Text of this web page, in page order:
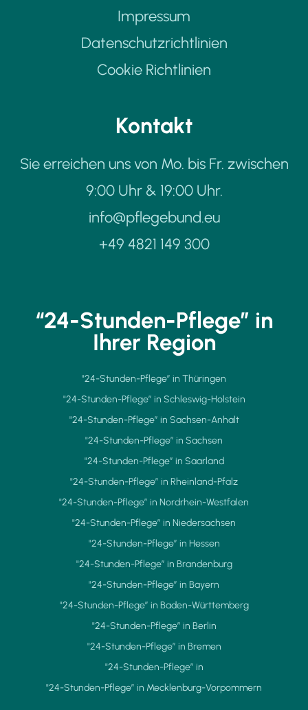
Kontakt
Sie erreichen uns von Mo. bis Fr. zwischen
9:00 Uhr & 19:00 Uhr.
info@pflegebund.eu
+49 4821 149 300
Impressum
Datenschutzrichtlinien
Cookie Richtlinien
“24-Stunden-Pflege” in
Ihrer Region
"24-Stunden-Pflege” in Thüringen
"24-Stunden-Pflege” in Schleswig-Holstein
"24-Stunden-Pflege” in Sachsen-Anhalt
"24-Stunden-Pflege” in Sachsen
"24-Stunden-Pflege” in Saarland
"24-Stunden-Pflege” in Rheinland-Pfalz
"24-Stunden-Pflege” in Nordrhein-Westfalen
"24-Stunden-Pflege” in Niedersachsen
"24-Stunden-Pflege” in Hessen
"24-Stunden-Pflege” in Brandenburg
"24-Stunden-Pflege” in Bayern
"24-Stunden-Pflege” in Baden-Württemberg
"24-Stunden-Pflege” in Berlin
"24-Stunden-Pflege” in Bremen
"24-Stunden-Pflege” in
"24-Stunden-Pflege” in Mecklenburg-Vorpommern